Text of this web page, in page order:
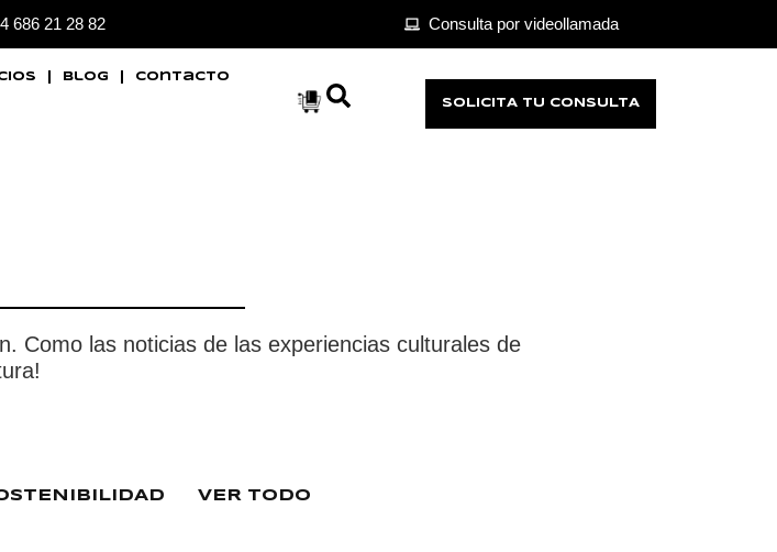
686 21 28 82 Consulta por videollamada
Blog Contacto
SOLICITA TU CONSULTA
Como las noticias de las experiencias culturales de
VER TODO